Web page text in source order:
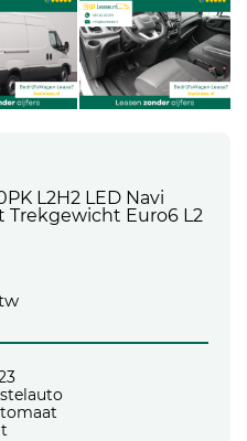
L2H2 LED Navi
Trekgewicht Euro6 L2